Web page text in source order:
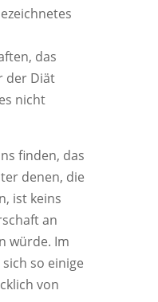
das
der Diät
nicht
finden, das
denen, die
ist keins
an
würde. Im
so einige
von